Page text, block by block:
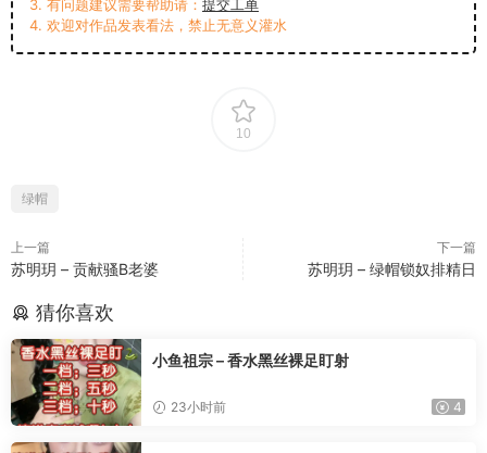
3. 有问题建议需要帮助请： 提交工单
4. 欢迎对作品发表看法，禁止无意义灌水
10
绿帽
上一篇
苏明玥 – 贡献骚B老婆
下一篇
苏明玥 – 绿帽锁奴排精日
猜你喜欢
小鱼祖宗 – 香水黑丝裸足盯射
23小时前 4